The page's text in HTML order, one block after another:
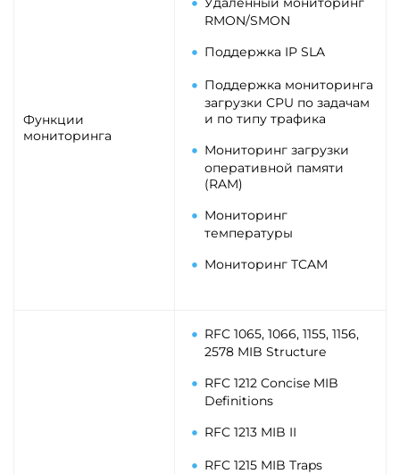
Функции
мониторинга
RMON/SMON
Поддержка IP SLA
Поддержка мониторинга
загрузки CPU по задачам
и по типу трафика
Мониторинг загрузки
оперативной памяти
(RAM)
Мониторинг
температуры
Мониторинг TCAM
RFC 1065, 1066, 1155, 1156,
2578 MIB Structure
RFC 1212 Concise MIB
Definitions
RFC 1213 MIB II
RFC 1215 MIB Traps